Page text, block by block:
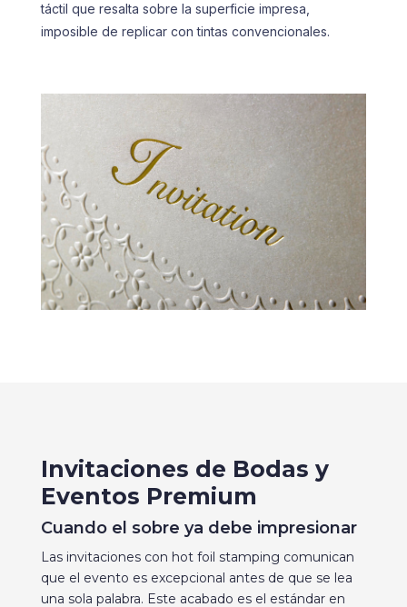
táctil que resalta sobre la superficie impresa,
imposible de replicar con tintas convencionales.
Invitaciones de Bodas y
Eventos Premium
Cuando el sobre ya debe impresionar
Las invitaciones con hot foil stamping comunican
que el evento es excepcional antes de que se lea
una sola palabra. Este acabado es el estándar en